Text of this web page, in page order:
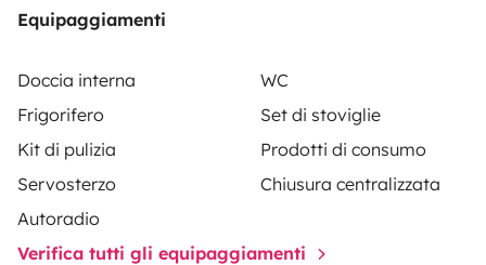
Para reservas superiores a 10 dias o Check-out poderá
consulta e com pagamento de taxa extra.).
Para mais fotografias e detalhes siga a nossa página
do Intagram __vanaway__!
Equipaggiamenti
Doccia interna
WC
Frigorifero
Set di stoviglie
Kit di pulizia
Prodotti di consumo
Servosterzo
Chiusura centralizzata
Autoradio
Verifica tutti gli equipaggiamenti